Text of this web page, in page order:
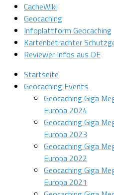
CacheWiki
Geocaching
Infoplattform Geocaching
Kartenbetrachter
Reviewer Infos aus DE
Startseite
Geocaching Events
Geocaching Giga
Europa 2024
Geocaching Giga
Europa 2023
Geocaching Giga
Europa 2022
Geocaching Giga
Europa 2021